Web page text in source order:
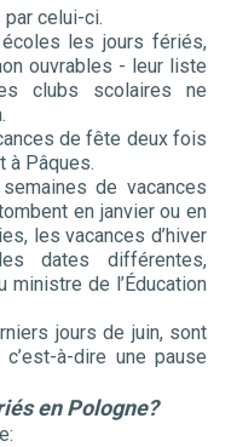
celui-ci.
les jours fériés,
ouvrables - leur liste
clubs scolaires ne
de fête deux fois
à Pâques.
de vacances
en janvier ou en
les vacances d’hiver
dates différentes,
de l’Éducation
jours de juin, sont
à-dire une pause
en Pologne?